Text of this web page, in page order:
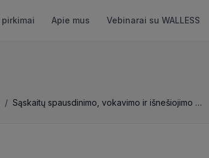
Apie mus Vebinarai su WALLESS
/ Sąskaitų spausdinimo, vokavimo ir išnešiojimo paslaugos pirkimas